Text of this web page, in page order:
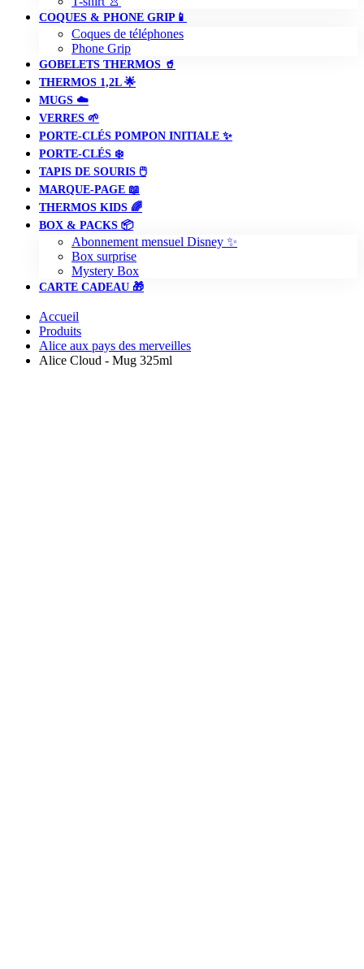
COQUES & PHONE GRIP📱
Coques de téléphones
Phone Grip
GOBELETS THERMOS 🥤
THERMOS 1,2L 🌟
MUGS ☁️
VERRES 🌱
PORTE-CLÉS POMPON INITIALE ✨
PORTE-CLÉS ❄️
TAPIS DE SOURIS 🖱️
MARQUE-PAGE 📖
THERMOS KIDS 🌈
BOX & PACKS 📦
Abonnement mensuel Disney ✨
Box surprise
Mystery Box
CARTE CADEAU 🎁
Accueil
Produits
Alice aux pays des merveilles
Alice Cloud - Mug 325ml